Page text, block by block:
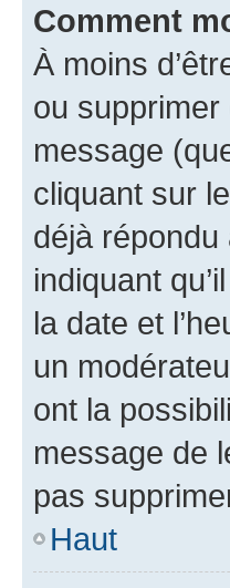
Comment
À moins
ou
message
cliquant sur
déjà répondu
indiquant
la date et
un
ont la
message de
pas
Haut